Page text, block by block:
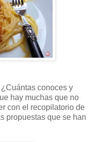
conoces y
hay muchas que no
con el recopilatorio de
propuestas que se han